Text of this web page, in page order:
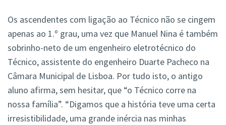
Os ascendentes com ligação ao Técnico não se cingem
apenas ao 1.º grau, uma vez que Manuel Nina é também
sobrinho-neto de um engenheiro eletrotécnico do
Técnico, assistente do engenheiro Duarte Pacheco na
Câmara Municipal de Lisboa. Por tudo isto, o antigo
aluno afirma, sem hesitar, que “o Técnico corre na
nossa família”. “Digamos que a história teve uma certa
irresistibilidade, uma grande inércia nas minhas